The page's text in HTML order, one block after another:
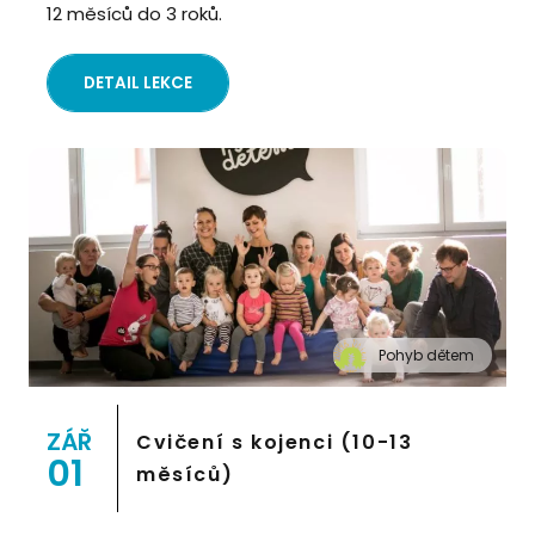
12 měsíců do 3 roků.
DETAIL LEKCE
" alt="Cvičení pro děti "Pohyb dětem", Praha 2,
Prostor 8">
Pohyb dětem
ZÁŘ
01
Cvičení s kojenci (10-13
měsíců)